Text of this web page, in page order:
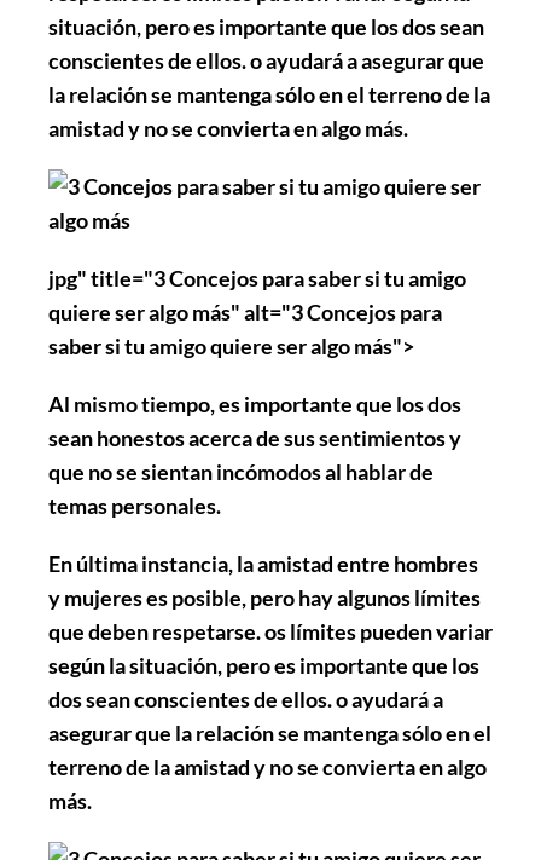
situación, pero es importante que los dos sean
conscientes de ellos. o ayudará a asegurar que
la relación se mantenga sólo en el terreno de la
amistad y no se convierta en algo más.
jpg" title="3 Concejos para saber si tu amigo
quiere ser algo más" alt="3 Concejos para
saber si tu amigo quiere ser algo más">
Al mismo tiempo, es importante que los dos
sean honestos acerca de sus sentimientos y
que no se sientan incómodos al hablar de
temas personales.
En última instancia, la amistad entre hombres
y mujeres es posible, pero hay algunos límites
que deben respetarse. os límites pueden variar
según la situación, pero es importante que los
dos sean conscientes de ellos. o ayudará a
asegurar que la relación se mantenga sólo en el
terreno de la amistad y no se convierta en algo
más.